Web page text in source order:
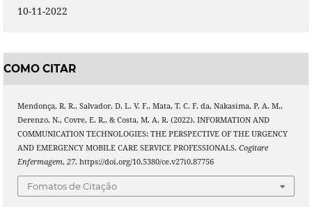
10-11-2022
COMO CITAR
Mendonça, R. R., Salvador, D. L. V. F., Mata, T. C. F. da, Nakasima, P. A. M.,
Derenzo, N., Covre, E. R., & Costa, M. A. R. (2022). INFORMATION AND
COMMUNICATION TECHNOLOGIES: THE PERSPECTIVE OF THE URGENCY
AND EMERGENCY MOBILE CARE SERVICE PROFESSIONALS. Cogitare
Enfermagem, 27. https://doi.org/10.5380/ce.v27i0.87756
Fomatos de Citação